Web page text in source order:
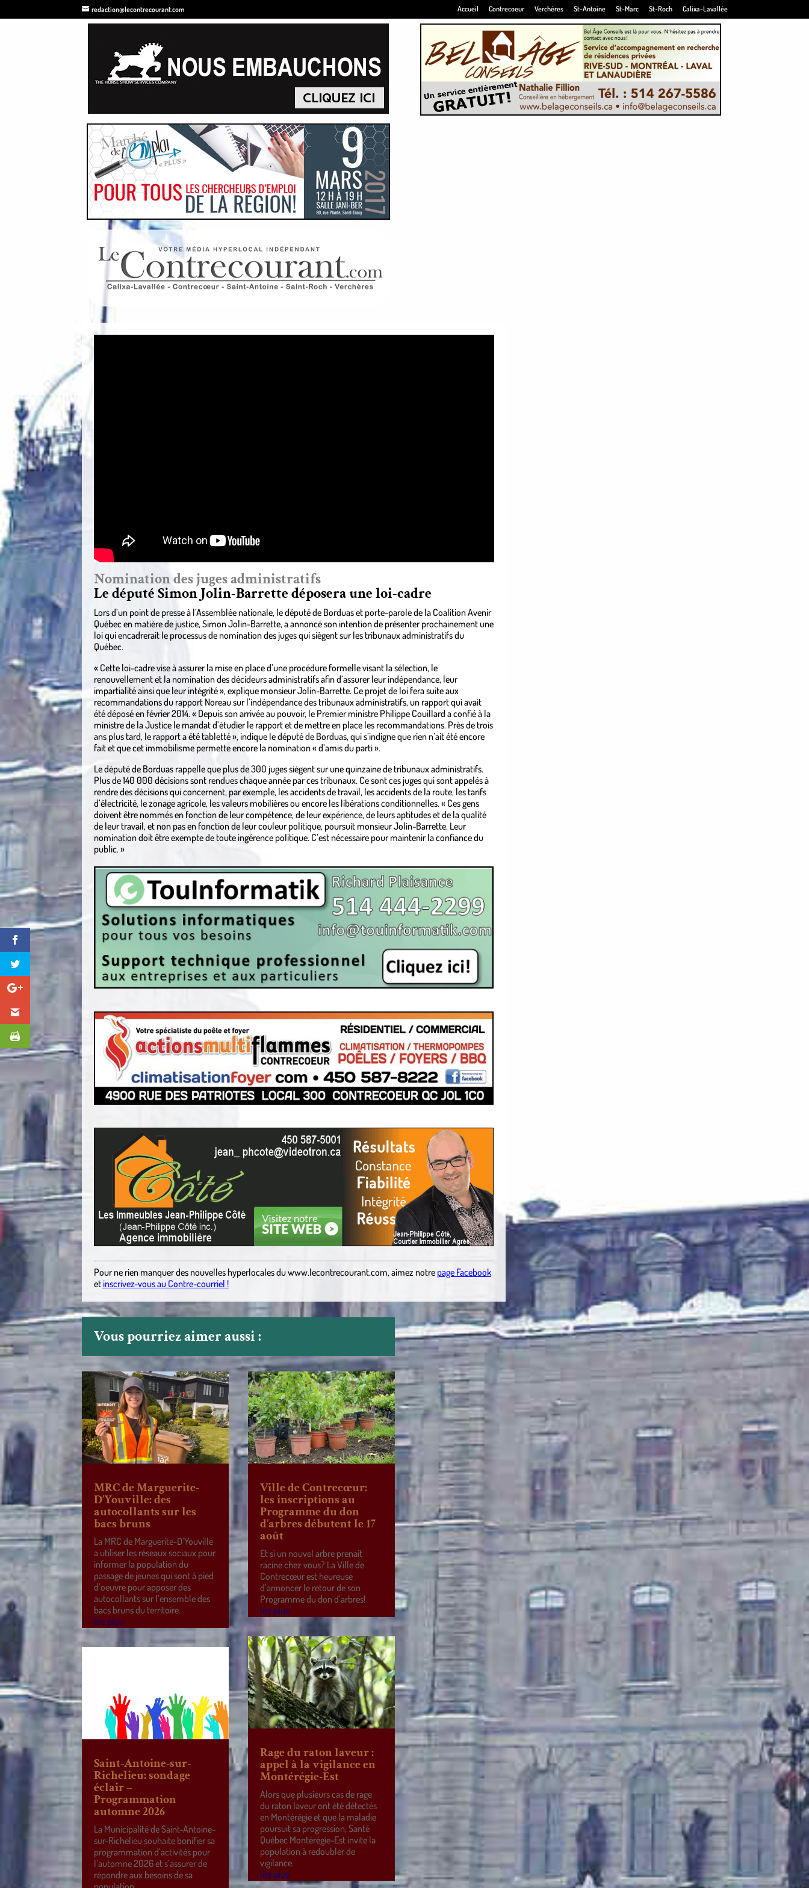
redaction@lecontrecourant.com Accueil Contrecoeur Verchères St-Antoine St-Marc St-Roch Calixa-Lavallée
Nomination des juges administratifs
Le député Simon Jolin-Barrette déposera une loi-cadre
Lors d’un point de presse à l’Assemblée nationale, le député de Borduas et porte-parole de la Coalition Avenir
Québec en matière de justice, Simon Jolin-Barrette, a annoncé son intention de présenter prochainement une
loi qui encadrerait le processus de nomination des juges qui siègent sur les tribunaux administratifs du
Québec.
« Cette loi-cadre vise à assurer la mise en place d’une procédure formelle visant la sélection, le
renouvellement et la nomination des décideurs administratifs afin d’assurer leur indépendance, leur
impartialité ainsi que leur intégrité », explique monsieur Jolin-Barrette. Ce projet de loi fera suite aux
recommandations du rapport Noreau sur l’indépendance des tribunaux administratifs, un rapport qui avait
été déposé en février 2014. « Depuis son arrivée au pouvoir, le Premier ministre Philippe Couillard a confié à la
ministre de la Justice le mandat d’étudier le rapport et de mettre en place les recommandations. Près de trois
ans plus tard, le rapport a été tabletté », indique le député de Borduas, qui s’indigne que rien n’ait été encore
fait et que cet immobilisme permette encore la nomination « d’amis du parti ».
Le député de Borduas rappelle que plus de 300 juges siègent sur une quinzaine de tribunaux administratifs.
Plus de 140 000 décisions sont rendues chaque année par ces tribunaux. Ce sont ces juges qui sont appelés à
rendre des décisions qui concernent, par exemple, les accidents de travail, les accidents de la route, les tarifs
d’électricité, le zonage agricole, les valeurs mobilières ou encore les libérations conditionnelles. « Ces gens
doivent être nommés en fonction de leur compétence, de leur expérience, de leurs aptitudes et de la qualité
de leur travail, et non pas en fonction de leur couleur politique, poursuit monsieur Jolin-Barrette. Leur
nomination doit être exempte de toute ingérence politique. C’est nécessaire pour maintenir la confiance du
public. »
Pour ne rien manquer des nouvelles hyperlocales duwww.lecontrecourant.com,aimez notre page Facebook
etinscrivez-vous au Contre-courriel !
Vous pourriez aimer aussi :
MRC de Marguerite-
D’Youville: des
autocollants sur les
bacs bruns
La MRC de Marguerite-D’Youville
a utiliser les réseaux sociaux pour
informer la population du
passage de jeunes qui sont à pied
d’oeuvre pour apposer des
autocollants sur l’ensemble des
bacs bruns du territoire.
lire plus
Saint-Antoine-sur-
Richelieu: sondage
éclair –
Programmation
automne 2026
La Municipalité de Saint-Antoine-
sur-Richelieu souhaite bonifier sa
programmation d’activités pour
l’automne 2026 et s’assurer de
répondre aux besoins de sa
Ville de Contrecœur:
les inscriptions au
Programme du don
d’arbres débutent le 17
août
Et si un nouvel arbre prenait
racine chez vous? La Ville de
Contrecœur est heureuse
d’annoncer le retour de son
Programme du don d’arbres!
lire plus
Rage du raton laveur :
appel à la vigilance en
Montérégie-Est
Alors que plusieurs cas de rage
du raton laveur ont été détectés
en Montérégie et que la maladie
poursuit sa progression, Santé
Québec Montérégie-Est invite la
population à redoubler de
vigilance.
lire plus